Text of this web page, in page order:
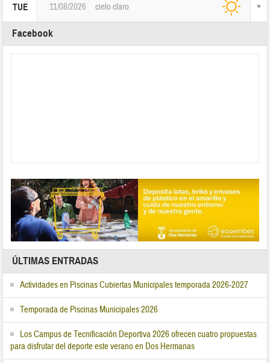
TUE 11/08/2026 cielo claro
Facebook
ÚLTIMAS ENTRADAS
Actividades en Piscinas Cubiertas Municipales temporada 2026-2027
Temporada de Piscinas Municipales 2026
Los Campus de Tecnificación Deportiva 2026 ofrecen cuatro propuestas
para disfrutar del deporte este verano en Dos Hermanas